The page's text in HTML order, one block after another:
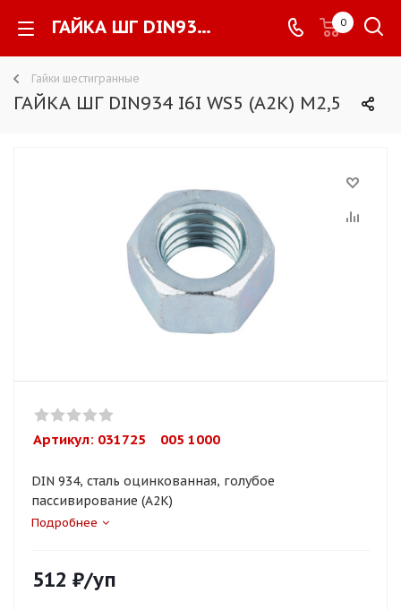
ГАЙКА ШГ DIN934 I6I WS5 (A2K) M2,5 - 0
Гайки шестигранные
ГАЙКА ШГ DIN934 I6I WS5 (A2K) M2,5
Артикул: 031725    005 1000
DIN 934, сталь оцинкованная, голубое
пассивирование (A2K)
Подробнее
512 ₽/уп